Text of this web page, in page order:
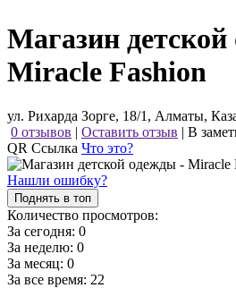
Магазин
Miracle Fashion
ул. Рихарда Зорге, 18/1, Алматы,
0 отзывов | Оставить отзыв | В
QR Ссылка Что это?
Нашли ошибку?
Поднять в топ
Количество просмотров:
За сегодня: 0
За неделю: 0
За месяц: 0
За все время: 22